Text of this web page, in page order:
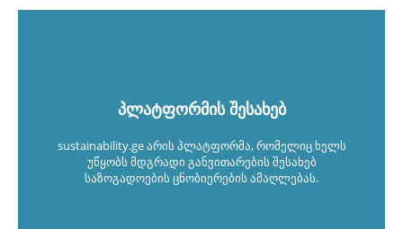
პლატფორმის შესახებ
sustainability.ge არის პლატფორმა, რომელიც ხელს
უწყობს მდგრადი განვითარების შესახებ
საზოგადოების ცნობიერების ამაღლებას.